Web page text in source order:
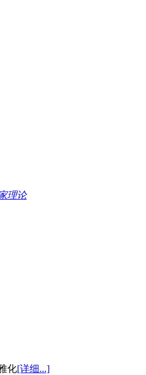
理论
化[详细...]